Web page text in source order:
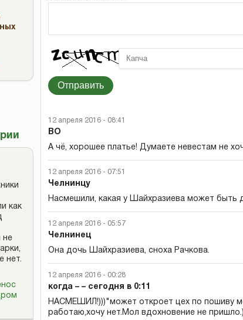
как
не
нет.
Отправить
12 апреля 2016 - 08:41
ВО
А чё, хорошее платье! Думаете невестам не
12 апреля 2016 - 07:51
Челнинцу
Насмешили, какая у Шайхразиева может быть
12 апреля 2016 - 05:57
Челнинец
Она дочь Шайхразиева, сноха Рачкова.
12 апреля 2016 - 00:28
когда – – сегодня в 0:11
НАСМЕШИЛ!)))"может откроет цех по пошиву
работаю,хочу нет.Мол вдохновение не